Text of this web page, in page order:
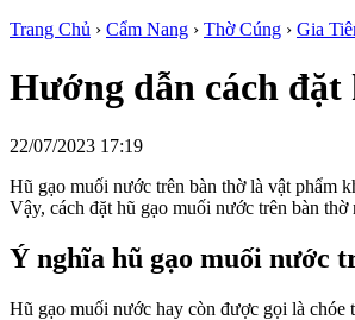
Trang Chủ › Cẩm Nang › Thờ Cúng › Gia
Hướng dẫn cách
22/07/2023 17:19
Hũ gạo muối nước trên bàn thờ là vật phẩm
Vậy, cách đặt hũ gạo muối nước trên bàn
Ý nghĩa hũ gạo muối nước
Hũ gạo muối nước hay còn được gọi là chóe